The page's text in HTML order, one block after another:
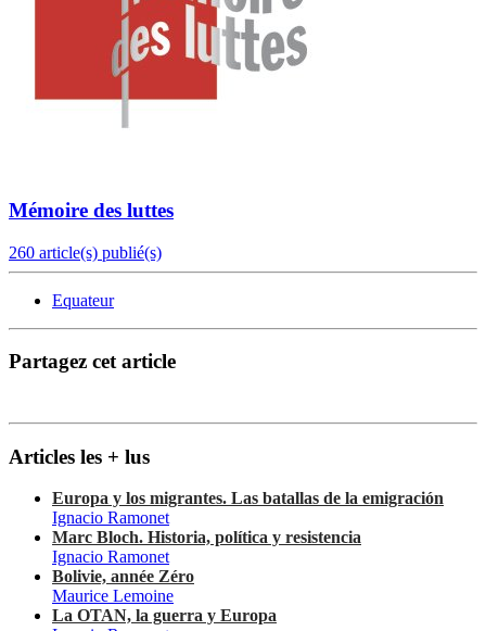
Mémoire des luttes
260 article(s) publié(s)
Equateur
Partagez cet article
Articles les + lus
Europa y los migrantes. Las batallas de la emigración
Ignacio Ramonet
Marc Bloch. Historia, política y resistencia
Ignacio Ramonet
Bolivie, année Zéro
Maurice Lemoine
La OTAN, la guerra y Europa